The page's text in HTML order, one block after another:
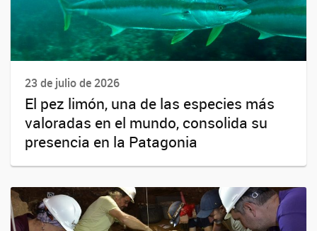
23 de julio de 2026
El pez limón, una de las especies más
valoradas en el mundo, consolida su
presencia en la Patagonia